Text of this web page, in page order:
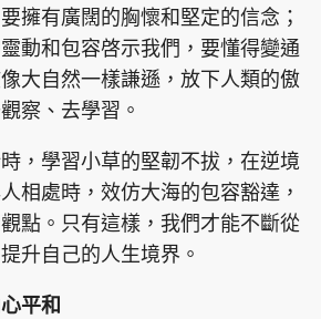
擁有廣闊的胸懷和堅定的信念；
動和包容啓示我們，要懂得變通
大自然一樣謙遜，放下人類的傲
察、去學習。
，學習小草的堅韌不拔，在逆境
相處時，效仿大海的包容豁達，
點。只有這樣，我們才能不斷從
升自己的人生境界。
平和